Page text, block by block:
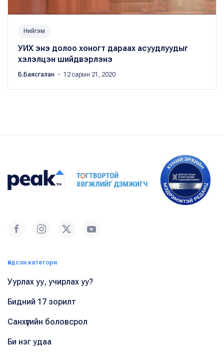
Нийгэм
УИХ энэ долоо хоногт дараах асуудлуудыг
хэлэлцэн шийдвэрлэнэ
Б.Баясгалан ・ 12 сарын 21, 2020
Үндсэн категори
Уурлах уу, учирлах уу?
Бидний 17 зорилт
Санхүүгийн боловсрол
Би нэг удаа